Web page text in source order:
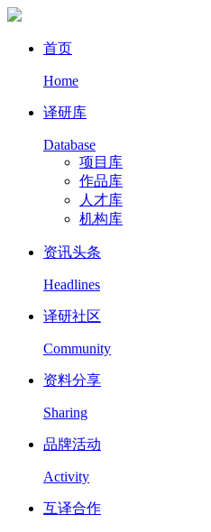
首页
Home
译研库
Database
项目库
作品库
人才库
机构库
资讯头条
Headlines
译研社区
Community
资料分享
Sharing
品牌活动
Activity
互译合作